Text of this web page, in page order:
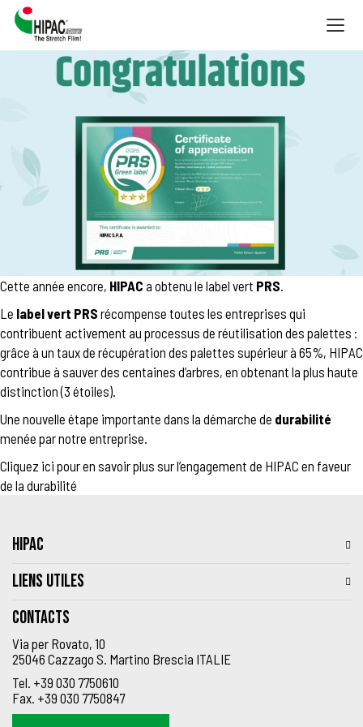
Cette année encore, HIPAC a obtenu le label vert PRS
Le label vert PRS récompense toutes les entreprises qui
contribuent activement au processus de réutilisation des palettes :
grâce à un taux de récupération des palettes supérieur à 65%, HIPAC
contribue à sauver des centaines d’arbres, en obtenant la plus haute
distinction (3 étoiles).
Une nouvelle étape importante dans la démarche de durabilité
menée par notre entreprise.
Cliquez ici pour en savoir plus sur l’engagement de HIPAC en faveur
de la durabilité
HIPAC
LIENS UTILES
Contacts
Via per Rovato, 10
25046 Cazzago S. Martino Brescia ITALIE
Tel. +39 030 7750610
Fax. +39 030 7750847